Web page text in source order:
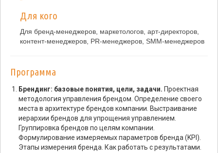
Для кого
Для бренд-менеджеров, маркетологов, арт-директоров,
контент-менеджеров, PR-менеджеров, SMM-менеджеров
Программа
Брендинг: базовые понятия, цели, задачи. Проектная
методология управления брендом. Определение своего
места в архитектуре брендов компании. Выстраивание
иерархии брендов для упрощения управлением.
Группировка брендов по целям компании.
Формулирование измеряемых параметров бренда (KPI).
Этапы измерения бренда. Как работать с результатами.